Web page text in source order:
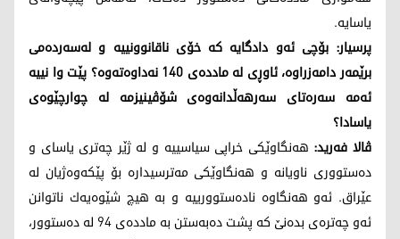
یاسایه‌.
پرسیار: بۆچی ئه‌و دادگایه‌ كه‌ خۆی ناقانوونییه‌ و له‌سه‌رده‌می
برێمه‌ر دامه‌زراوه‌، ئاوڕی له‌ مادده‌ی 140 نه‌داوه‌ته‌وه‌؟ پێت وا نییه‌
ئه‌مه‌ سه‌ره‌تای سه‌رهه‌ڵدانه‌وه‌ی شۆڤینیزمه‌ له‌ چوارچێوه‌ی
یاسادا؟
ڤالا فه‌رید: هه‌نگاوێكی خراپی سیاسییه‌ و له‌ ژێر چه‌تری یاسای و
ده‌ستووری ناویانه‌ و هه‌نگاوێكی مه‌ترسیداره‌ بۆ پێكه‌وه‌ژیان له‌
عێراق. ئه‌و هه‌نگاوه‌ ناده‌ستوورییه‌ و به‌ هیچ شێوه‌یه‌ك ناتوانن
ئه‌و چه‌تره‌ی بده‌نێ كه‌ پشت ده‌به‌ستن به‌ مادده‌ی 94 له‌ ده‌ستوور،